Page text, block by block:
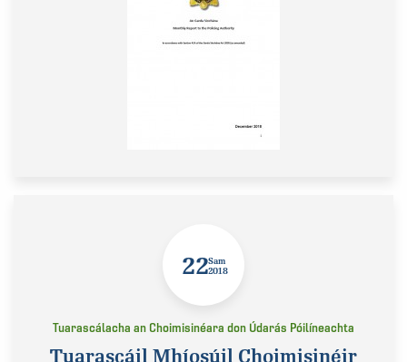
22Sam
2018
Tuarascálacha an Choimisinéara don Údarás Póilíneachta
Tuarascáil Mhíosúil Choimisinéir